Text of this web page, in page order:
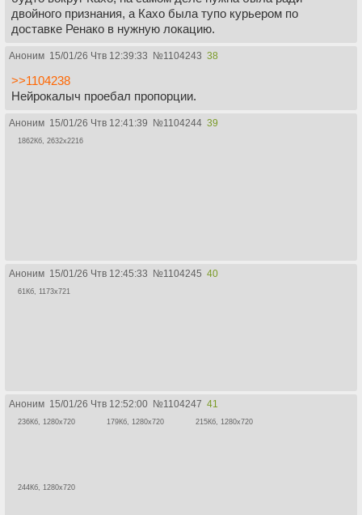
двойного признания, а Кахо была тупо курьером по
доставке Ренако в нужную локацию.
Аноним 15/01/26 Чтв 12:39:33 №1104243 38
>>1104238
Нейрокалыч проебал пропорции.
Аноним 15/01/26 Чтв 12:41:39 №1104244 39
1862Кб, 2632x2216
Аноним 15/01/26 Чтв 12:45:33 №1104245 40
61Кб, 1173x721
Аноним 15/01/26 Чтв 12:52:00 №1104247 41
236Кб, 1280x720 179Кб, 1280x720 215Кб, 1280x720
244Кб, 1280x720